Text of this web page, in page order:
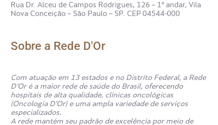
Rua Dr. Alceu de Campos Rodrigues, 126 – 1º andar, Vila
Nova Conceição – São Paulo – SP. CEP 04544-000
Sobre a Rede D'Or
Com atuação em 13 estados e no Distrito Federal, a Rede
D’Or é a maior rede de saúde do Brasil, oferecendo
hospitais de alta qualidade, clínicas oncológicas
(Oncologia D’Or) e uma ampla variedade de serviços
especializados.
A rede mantém seu padrão de excelência por meio de